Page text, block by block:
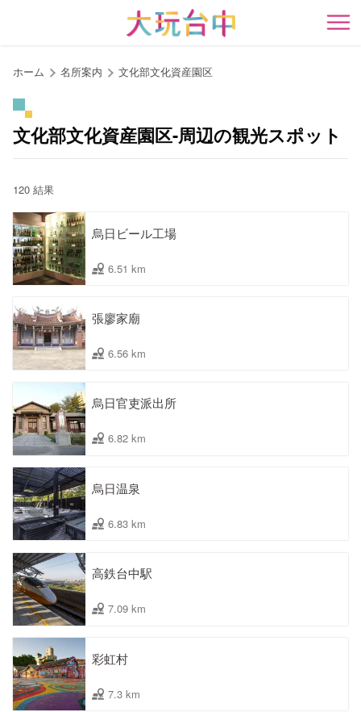
開
ホーム 名所案内 文化部文化資産園区
文化部文化資産園区-周辺の観光スポット
120 結果
烏日ビール工場
6.51 km
張廖家廟
6.56 km
烏日官吏派出所
6.82 km
烏日温泉
6.83 km
高鉄台中駅
7.09 km
彩虹村
7.3 km